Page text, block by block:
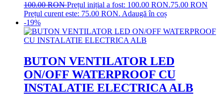
100.00RONPrețul inițial a fost: 100.00 RON.75.00 RON
Prețul curent este: 75.00 RON. Adaugă în coș
-19%
BUTON VENTILATOR LED
ON/OFF WATERPROOF CU
INSTALATIE ELECTRICA ALB